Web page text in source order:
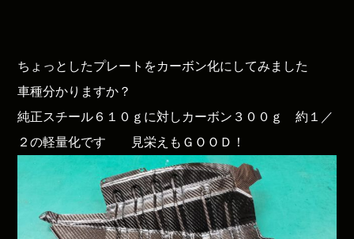
ちょっとしたプレートをカーボン化にしてみました
車種分かりますか？
純正スチール６１０ｇに対しカーボン３００ｇ 約１／
２の軽量化です 見栄えもＧＯＯＤ！